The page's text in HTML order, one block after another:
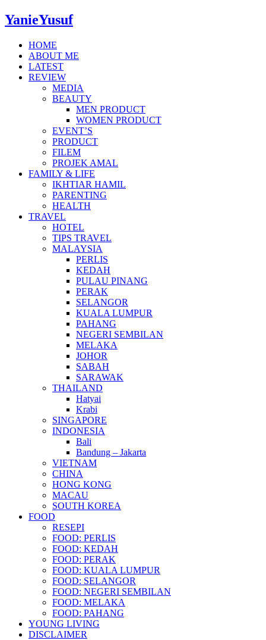
YanieYusuf
HOME
ABOUT ME
LATEST
REVIEW
MEDIA
BEAUTY
MEN PRODUCT
WOMEN PRODUCT
EVENT’S
PRODUCT
FILEM
PROJEK AMAL
FAMILY & LIFE
IKHTIAR HAMIL
PARENTING
HEALTH
TRAVEL
HOTEL
TIPS TRAVEL
MALAYSIA
PERLIS
KEDAH
PULAU PINANG
PERAK
SELANGOR
KUALA LUMPUR
PAHANG
NEGERI SEMBILAN
MELAKA
JOHOR
SABAH
SARAWAK
THAILAND
Hatyai
Krabi
SINGAPORE
INDONESIA
Bali
Bandung – Jakarta
VIETNAM
CHINA
HONG KONG
MACAU
SOUTH KOREA
FOOD
RESEPI
FOOD: PERLIS
FOOD: KEDAH
FOOD: PERAK
FOOD: KUALA LUMPUR
FOOD: SELANGOR
FOOD: NEGERI SEMBILAN
FOOD: MELAKA
FOOD: PAHANG
YOUNG LIVING
DISCLAIMER